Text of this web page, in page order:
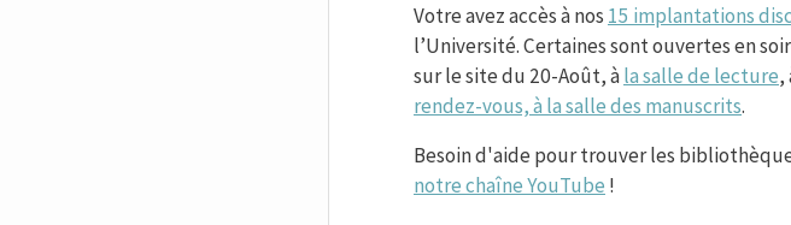
Votre avez accès à nos 15 implantations
l’Université. Certaines sont ouvertes en
sur le site du 20-Août, àla salle de lecture,
rendez-vous, à la salle des manuscrits.
Besoin d'aide pour trouver les
notre chaîne YouTube !